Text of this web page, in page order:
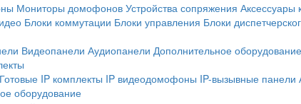
Мониторы домофонов Устройства сопряжения Аксессуары
Блоки коммутации Блоки управления Блоки
Видеопанели Аудиопанели Дополнительное оборудование
Готовые IP комплекты IP видеодомофоны IP-вызывные панели
оборудование